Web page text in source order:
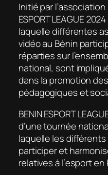
Initié par l’association
ESPORT LEAGUE
laquelle différentes
vidéo au Bénin
réparties sur
national, sont
dans la promotion
pédagogiques et
BENIN ESPORT
d’une tournée
laquelle les
participer et
relatives à l’esport